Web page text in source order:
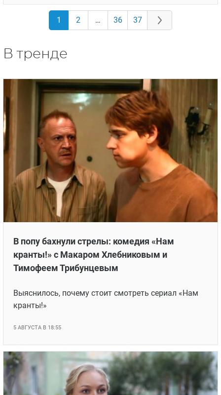
1 2 … 36 37
В тренде
В попу бахнули стрелы: комедия «Нам
кранты!» с Макаром Хлебниковым и
Тимофеем Трибунцевым
Выяснилось, почему стоит смотреть сериал «Нам
кранты!»
5 АВГУСТА В 18:55